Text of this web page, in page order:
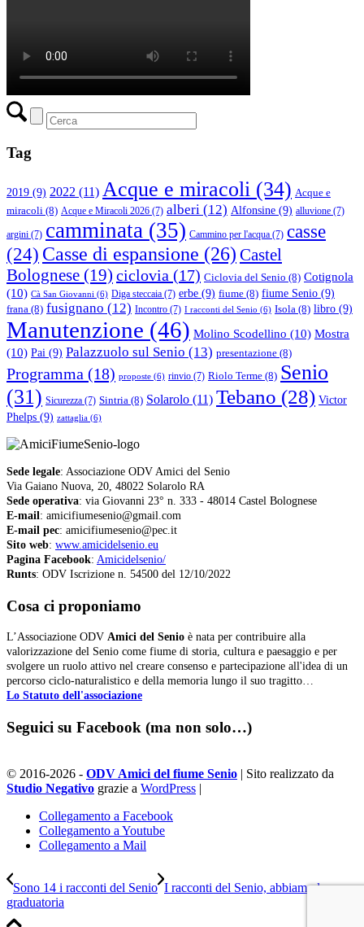
Tag
2019 (9) 2022 (11) Acque e miracoli (34) Acque e
miracoli (8) Acque e Miracoli 2026 (7) alberi (12) Alfonsine (9) alluvione (7)
argini (7) camminata (35) Cammino per l'acqua (7) casse
(24) Casse di espansione (26) Castel
Bolognese (19) ciclovia (17) Ciclovia del Senio (8) Cotignola
(10) Cà San Giovanni (6) Diga steccaia (7) erbe (9) fiume (8) fiume Senio (9)
frana (8) fusignano (12) Incontro (7) I racconti del Senio (6) Isola (8) libro (9)
Manutenzione (46) Molino Scodellino (10) Mostra
(10) Pai (9) Palazzuolo sul Senio (13) presentazione (8)
Programma (18) proposte (6) rinvio (7) Riolo Terme (8) Senio
(31) Sicurezza (7) Sintria (8) Solarolo (11) Tebano (28) Victor
Phelps (9) zattaglia (6)
Sede legale: Associazione ODV Amici del Senio
Via Gaiano Nuova, 20, 48022 Solarolo RA
Sede operativa: via Giovanni 23° n. 333 - 48014 Castel Bolognese
E-mail: amicifiumesenio@gmail.com
E-mail pec: amicifiumesenio@pec.it
Sito web: www.amicidelsenio.eu
Pagina Facebook: Amicidelsenio/
Runts: ODV Iscrizione n. 54500 del 12/10/2022
Cosa ci proponiamo
L’Associazione ODV Amici del Senio è nata per contribuire alla
valorizzazione del Senio come fiume di storia, cultura e paesaggio e per
svolgere un ruolo attivo nel creare consenso e partecipazione all'idea di un
percorso ciclo-naturalistico e della memoria lungo il suo tragitto…
Lo Statuto dell'associazione
Seguici su Facebook (ma non solo…)
© 2016-2026 - ODV Amici del fiume Senio | Sito realizzato da
Studio Negativo grazie a WordPress |
Collegamento a Facebook
Collegamento a Youtube
Collegamento a Mail
Sono 14 i racconti del Senio I racconti del Senio, abbiamo la
graduatoria